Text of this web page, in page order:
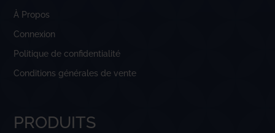
À Propos
Connexion
Politique de confidentialité
Conditions générales de vente
PRODUITS